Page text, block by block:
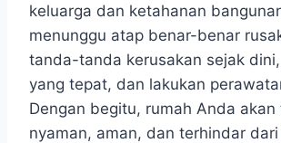
keluarga dan ketahanan
menunggu atap benar-benar
tanda-tanda kerusakan sejak
yang tepat, dan lakukan
Dengan begitu, rumah Anda akan
nyaman, aman, dan terhindar